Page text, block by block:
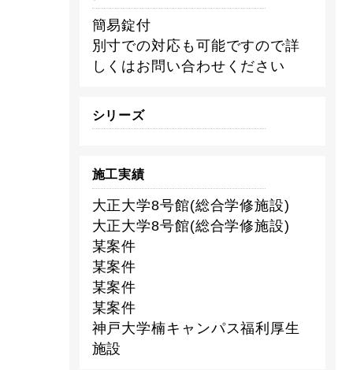
簡易錠付
別寸での対応も可能ですので詳
しくはお問い合わせください
シリーズ
施工実績
大正大学8号館(総合学修施設)
大正大学8号館(総合学修施設)
某案件
某案件
某案件
某案件
神戸大学楠キャンパス福利厚生
施設